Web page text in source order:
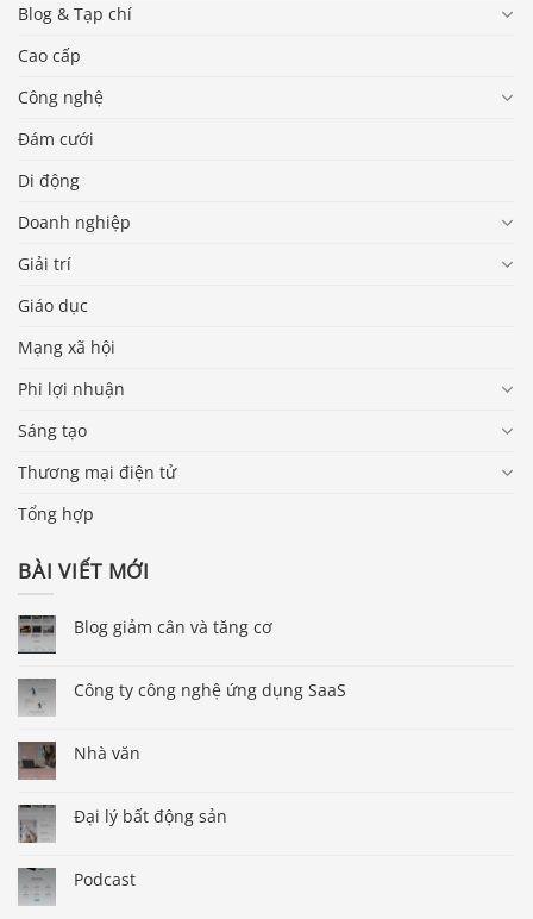
Blog & Tạp chí
Cao cấp
Công nghệ
Đám cưới
Di động
Doanh nghiệp
Giải trí
Giáo dục
Mạng xã hội
Phi lợi nhuận
Sáng tạo
Thương mại điện tử
Tổng hợp
BÀI VIẾT MỚI
Blog giảm cân và tăng cơ
Công ty công nghệ ứng dụng SaaS
Nhà văn
Đại lý bất động sản
Podcast